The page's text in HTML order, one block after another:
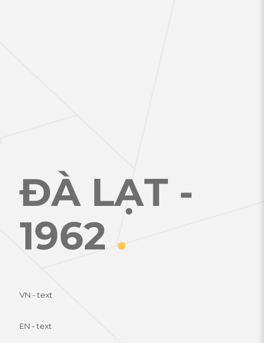
ĐÀ LẠT -
1962 .
VN - text
EN - text